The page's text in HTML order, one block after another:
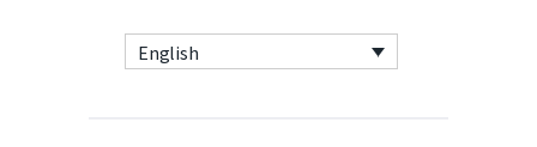
English